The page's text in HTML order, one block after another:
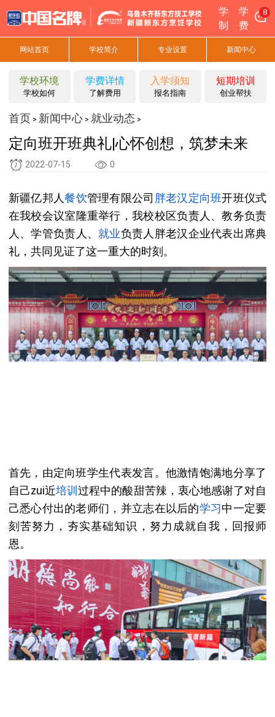
学
制
学
费
8
网站首页 学校简介 专业设置 新闻中心
学校环境
学校如何
学费详情
了解费用
入学须知
报名指南
短期培训
创业帮扶
首页 > 新闻中心> 就业动态 >
定向班开班典礼|心怀创想，筑梦未来
2022-07-15 0
新疆亿邦人餐饮管理有限公司 胖老汉定向班开班仪式
在我校会议室隆重举行，我校校区负责人、教务负责
人、学管负责人、就业负责人 胖老汉企业代表出席典
礼，共同见证了这一重大的时刻。
首先，由定向班学生代表发言。他激情饱满地分享了
自己zui近培训过程中的酸甜苦辣，衷心地感谢了对自
己悉心付出的老师们，并立志在以后的学习中一定要
刻苦努力，夯实基础知识，努力成就自我，回报师
恩。